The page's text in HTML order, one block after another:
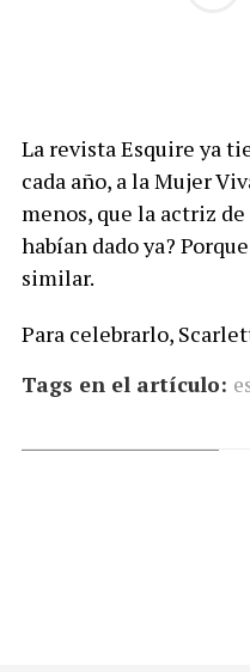
La revista Esquire ya
cada año, a la Mujer
menos, que la actriz
habían dado ya?
similar.
Para celebrarlo,
Tags en el artículo: